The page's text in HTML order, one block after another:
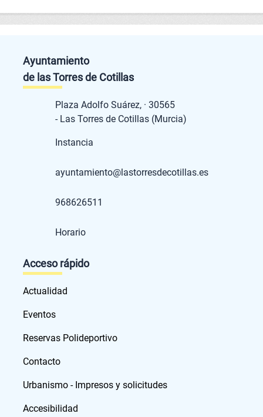
Ayuntamiento
de las Torres de Cotillas
Plaza Adolfo Suárez, · 30565
- Las Torres de Cotillas (Murcia)
Instancia
ayuntamiento@lastorresdecotillas.es
968626511
Horario
Acceso rápido
Actualidad
Eventos
Reservas Polideportivo
Contacto
Urbanismo - Impresos y solicitudes
Accesibilidad